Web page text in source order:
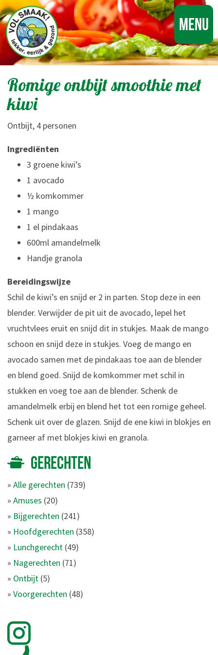
Menu
Romige ontbijt smoothie met
kiwi
Ontbijt, 4 personen
Ingrediënten
3 groene kiwi’s
1 avocado
½ komkommer
1 mango
1 el pindakaas
600ml amandelmelk
Handje granola
Bereidingswijze
Schil de kiwi’s en snijd er 2 in parten. Stop deze in een
blender. Verwijder de pit uit de avocado, lepel het
vruchtvlees eruit en snijd dit in stukjes. Maak de mango
schoon en snijd deze in stukjes. Voeg de mango en
avocado samen met de pindakaas toe aan de blender
en blend goed. Snijd de komkommer met schil in
stukken en voeg toe aan de blender. Schenk de
amandelmelk erbij en blend het tot een romige geheel.
Schenk uit over de glazen. Snijd de ene kiwi in blokjes en
garneer af met blokjes kiwi en granola.
GERECHTEN
» Alle gerechten (739)
» Amuses (20)
» Bijgerechten (241)
» Hoofdgerechten (358)
» Lunchgerecht (49)
» Nagerechten (71)
» Ontbijt (5)
» Voorgerechten (48)